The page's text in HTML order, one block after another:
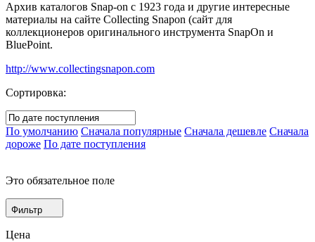
Архив каталогов Snap-on с 1923 года и другие интересные
материалы на сайте Collecting Snapon (сайт для
коллекционеров оригинального инструмента SnapOn и
BluePoint.
http://www.collectingsnapon.com
Сортировка:
По умолчанию Сначала популярные Сначала дешевле Сначала
дороже По дате поступления
Это обязательное поле
Фильтр
Цена